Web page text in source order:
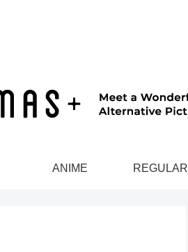
ANIME REGULAR